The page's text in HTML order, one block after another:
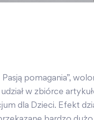
pomagania”,
w zbiórce
dla Dzieci. Efekt